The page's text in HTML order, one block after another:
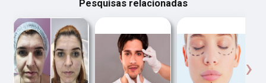
Pesquisas relacionadas
‹ ›